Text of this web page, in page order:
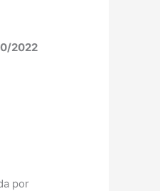
2022
por